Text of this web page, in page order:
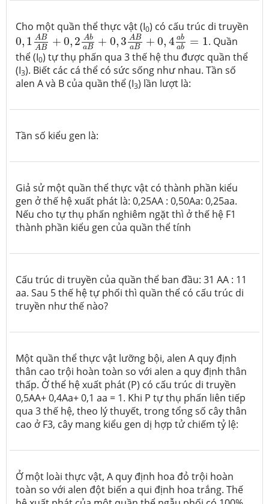
Cho một quần thể thực vật (I0) có cấu trúc di truyền
0, 1 AB
AB + 0, 2 Ab
aB + 0,3 AB
aB + 0, 4 ab
ab = 1
0,1ABAB+0,2 Ab aB+0,3ABa B+0,4abab=1
. Quần
thể (I0) tự thụ phấn qua 3 thế hệ thu được quần thể
(I3). Biết các cá thể có sức sống như nhau. Tần số
alen A và B của quần thể (I3) lần lượt là:
Tần số kiểu gen là:
Giả sử một quần thể thực vật có thành phần kiểu
gen ở thế hệ xuất phát là: 0,25AA : 0,50Aa: 0,25aa.
Nếu cho tự thụ phấn nghiêm ngặt thì ở thế hệ F1
thành phần kiểu gen của quần thể tính
Cấu trúc di truyền của quần thể ban đầu: 31 AA : 11
aa. Sau 5 thế hệ tự phối thì quần thể có cấu trúc di
truyền như thế nào?
Một quần thể thực vật lưỡng bội, alen A quy định
thân cao trội hoàn toàn so với alen a quy định thân
thấp. Ở thể hệ xuất phát (P) có cấu trúc di truyền
0,5AA+ 0,4Aa+ 0,1 aa = 1. Khi P tự thụ phấn liên tiếp
qua 3 thế hệ, theo lý thuyết, trong tổng số cây thân
cao ở F3, cây mang kiểu gen dị hợp tử chiếm tỷ lệ:
Ở một loài thực vật, A quy định hoa đỏ trội hoàn
toàn so với alen đột biến a qui định hoa trắng. Thế